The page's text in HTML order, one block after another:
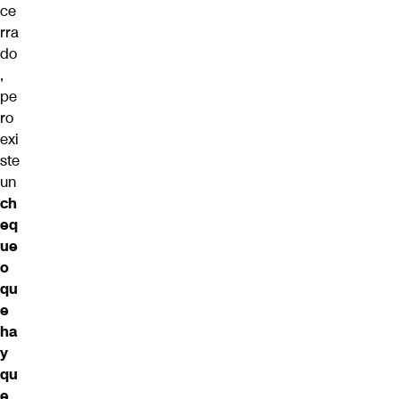
ce
rra
do
,
pe
ro
exi
ste
un
ch
eq
ue
o
qu
e
ha
y
qu